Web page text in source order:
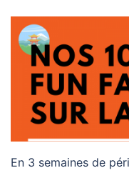
En 3 semaines de